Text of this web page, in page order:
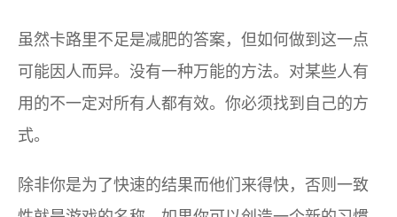
虽然卡路里不足是减肥的答案，但如何做到这一点
可能因人而异。没有一种万能的方法。对某些人有
用的不一定对所有人都有效。你必须找到自己的方
式。
除非你是为了快速的结果而他们来得快，否则一致